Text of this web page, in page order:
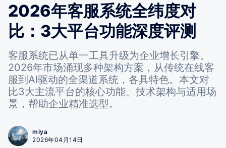
2026年客服系统全纬度对
比：3大平台功能深度评测
客服系统已从单一工具升级为企业增长引擎。
2026年市场涌现多种架构方案，从传统在线客
服到AI驱动的全渠道系统，各具特色。本文对
比3大主流平台的核心功能、技术架构与适用场
景，帮助企业精准选型。
miya
2026年04月14日